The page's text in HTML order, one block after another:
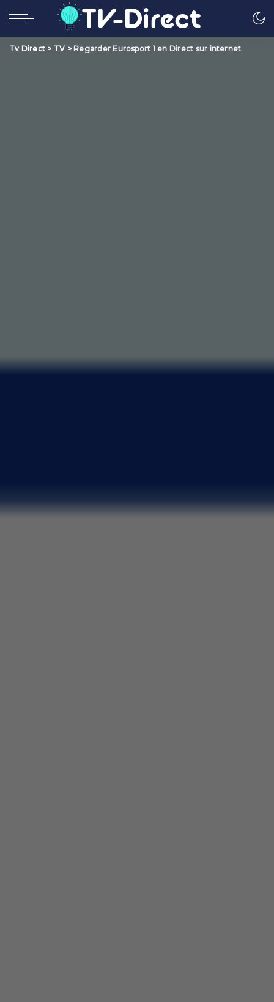
Tv Direct > TV > Regarder Eurosport 1 en Direct sur internet